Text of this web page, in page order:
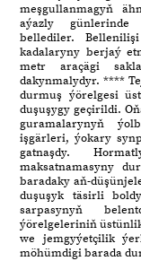
meşgullanmagyň
aýazly günlerinde
bellediler.
kadalaryny berjaý
metr araçägi
dakynmalydyr. ****
durmuş ýörelgesi
duşuşygy geçirildi.
guramalarynyň
işgärleri, ýokary
gatnaşdy.
maksatnamasyny
baradaky aň-
duşuşyk täsirli
sarpasynyň
ýörelgeleriniň
we jemgyýetçilik
möhümdigi barada